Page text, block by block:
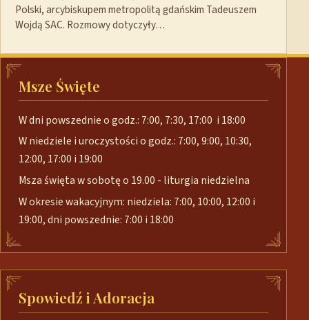
Polski, arcybiskupem metropolitą gdańskim Tadeuszem
Wojdą SAC. Rozmowy dotyczyły…
Msze Święte
W dni powszednie o godz.: 7:00, 7:30, 17:00 i 18:00
W niedziele i uroczystości o godz.: 7:00, 9:00, 10:30,
12:00, 17:00 i 19:00
Msza święta w sobotę o 19.00 - liturgia niedzielna
W okresie wakacyjnym: niedziela: 7:00, 10:00, 12:00 i
19:00, dni powszednie: 7:00 i 18:00
Spowiedź i Adoracja